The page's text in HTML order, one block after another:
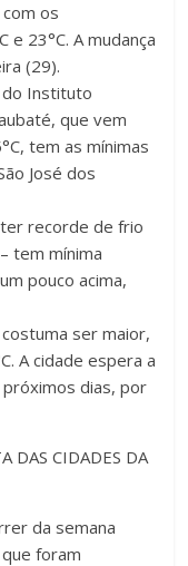
os
23°C. A mudança
(29).
do Instituto
que vem
tem as mínimas
José dos
recorde de frio
tem mínima
pouco acima,
ser maior,
A cidade espera a
dias, por
DAS CIDADES DA
da semana
foram